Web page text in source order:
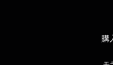
購